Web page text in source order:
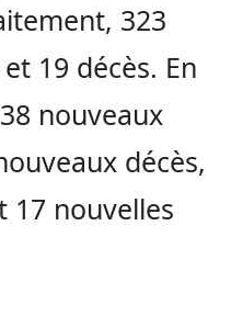
323
19 décès. En
nouveaux
décès,
17 nouvelles